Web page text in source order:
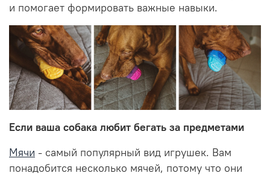
и помогает формировать важные навыки.
Если ваша собака любит бегать за предметами
Мячи - самый популярный вид игрушек. Вам
понадобится несколько мячей, потому что они